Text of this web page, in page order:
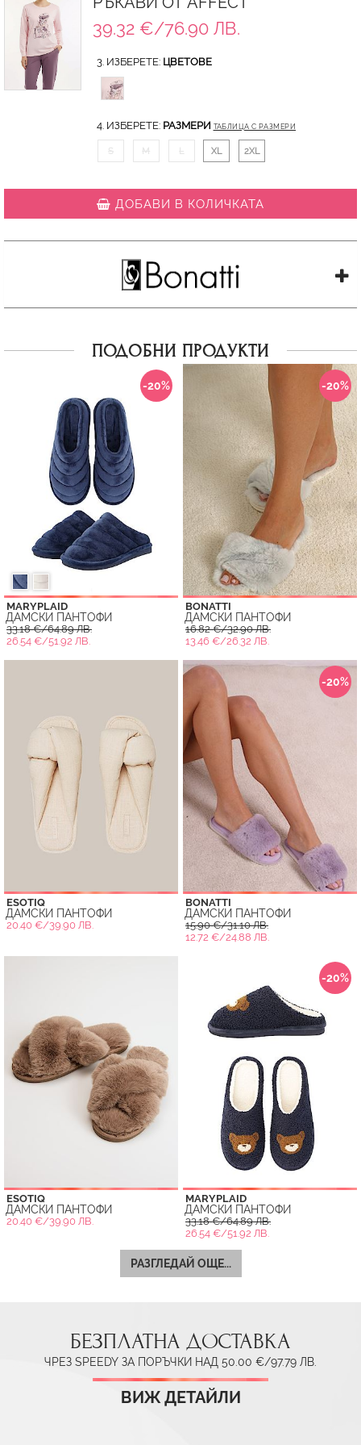
39.32 €/76.90 ЛВ.
3. ИЗБЕРЕТЕ: ЦВЕТОВЕ
4. ИЗБЕРЕТЕ: РАЗМЕРИ ТАБЛИЦА С РАЗМЕРИ
S M L XL 2XL
ДОБАВИ В КОЛИЧКАТА
ПОДОБНИ ПРОДУКТИ
-20%
MARYPLAID
ДАМСКИ ПАНТОФИ
33.18 €/64.89 ЛВ.
26.54 €/51.92 ЛВ.
-20%
BONATTI
ДАМСКИ ПАНТОФИ
16.82 €/32.90 ЛВ.
13.46 €/26.32 ЛВ.
ESOTIQ
ДАМСКИ ПАНТОФИ
20.40 €/39.90 ЛВ.
-20%
BONATTI
ДАМСКИ ПАНТОФИ
15.90 €/31.10 ЛВ.
12.72 €/24.88 ЛВ.
ESOTIQ
ДАМСКИ ПАНТОФИ
20.40 €/39.90 ЛВ.
-20%
MARYPLAID
ДАМСКИ ПАНТОФИ
33.18 €/64.89 ЛВ.
26.54 €/51.92 ЛВ.
РАЗГЛЕДАЙ ОЩЕ...
БЕЗПЛАТНА ДОСТАВКА
ЧРЕЗ SPEEDY ЗА ПОРЪЧКИ НАД 50.00 €/97.79 ЛВ.
ВИЖ ДЕТАЙЛИ